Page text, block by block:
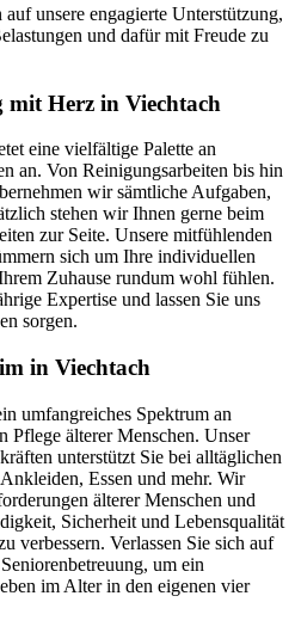
unsere engagierte Unterstützung,
und dafür mit Freude zu
mit Herz in Viechtach
eine vielfältige Palette an
an. Von Reinigungsarbeiten bis hin
wir sämtliche Aufgaben,
stehen wir Ihnen gerne beim
zur Seite. Unsere mitfühlenden
sich um Ihre individuellen
Zuhause rundum wohl fühlen.
Expertise und lassen Sie uns
sorgen.
in Viechtach
umfangreiches Spektrum an
Pflege älterer Menschen. Unser
unterstützt Sie bei alltäglichen
Essen und mehr. Wir
älterer Menschen und
Sicherheit und Lebensqualität
verbessern. Verlassen Sie sich auf
um ein
im Alter in den eigenen vier